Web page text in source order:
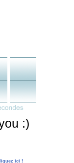
:)
ici !